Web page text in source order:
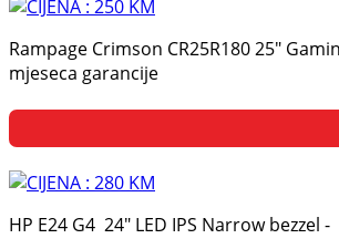
Rampage Crimson CR25R180 25"
mjeseca garancije
HP E24 G4 24" LED IPS Narrow bezzel